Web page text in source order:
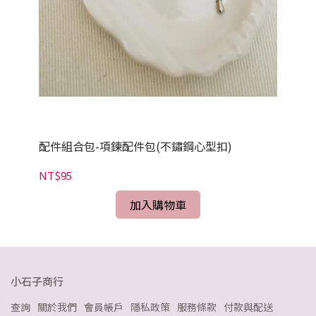
配件組合包-項鍊配件包(不鏽鋼心型扣)
NT$95
加入購物車
小石子商行
查詢 關於我們 會員帳戶 隱私政策 服務條款 付款與配送